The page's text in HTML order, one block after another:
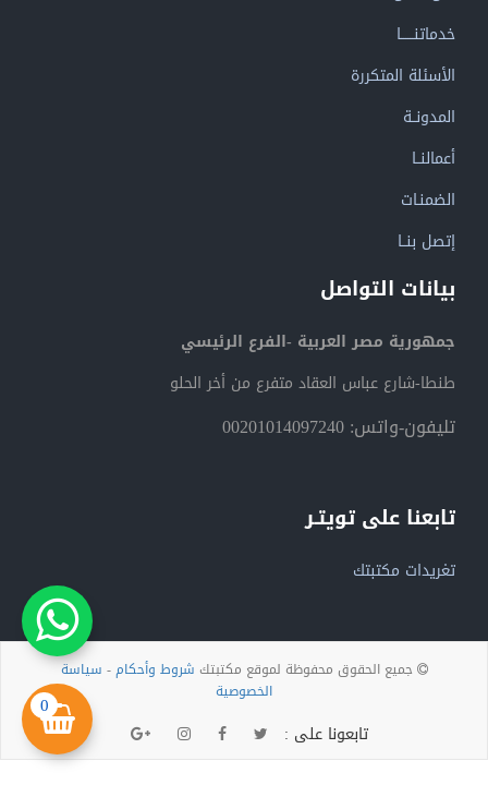
0
خدماتنــــــا
الأسئلة المتكررة
المدونــة
أعمالنــا
الضمنـات
إتصل بنــا
بيانات التواصل
جمهورية مصر العربية -الفرع الرئيسي
طنطا-شارع عباس العقاد متفرع من أخر الحلو
تليفون-واتس: 00201014097240
تابعنا على تويتـر
تغريدات مكتبتك
جميع الحقوق محفوظة لموقع مكتبتك شروط وأحكام- سياسة
الخصوصية
تابعونا على :